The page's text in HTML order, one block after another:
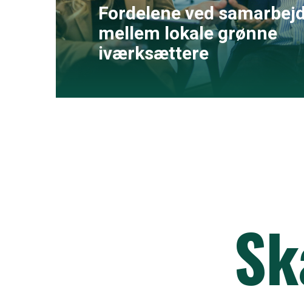
Fordelene ved
mellem lokale grønne
iværksættere